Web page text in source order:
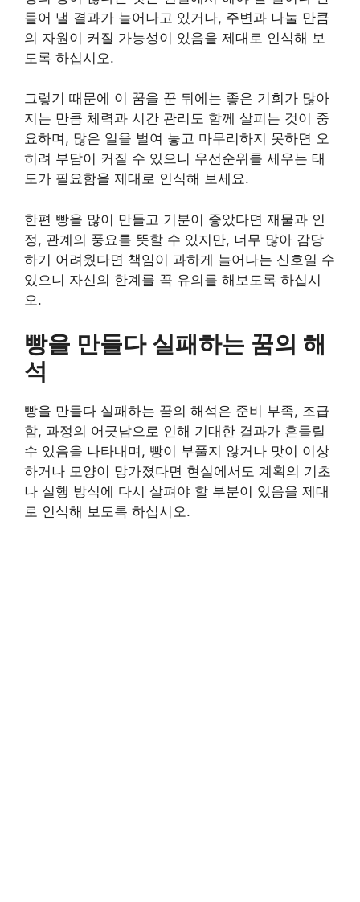
들어 낼 결과가 늘어나고 있거나, 주변과 나눌 만큼
의 자원이 커질 가능성이 있음을 제대로 인식해 보
도록 하십시오.
그렇기 때문에 이 꿈을 꾼 뒤에는 좋은 기회가 많아
지는 만큼 체력과 시간 관리도 함께 살피는 것이 중
요하며, 많은 일을 벌여 놓고 마무리하지 못하면 오
히려 부담이 커질 수 있으니 우선순위를 세우는 태
도가 필요함을 제대로 인식해 보세요.
한편 빵을 많이 만들고 기분이 좋았다면 재물과 인
정, 관계의 풍요를 뜻할 수 있지만, 너무 많아 감당
하기 어려웠다면 책임이 과하게 늘어나는 신호일 수
있으니 자신의 한계를 꼭 유의를 해보도록 하십시
오.
빵을 만들다 실패하는 꿈의 해
석
빵을 만들다 실패하는 꿈의 해석은 준비 부족, 조급
함, 과정의 어긋남으로 인해 기대한 결과가 흔들릴
수 있음을 나타내며, 빵이 부풀지 않거나 맛이 이상
하거나 모양이 망가졌다면 현실에서도 계획의 기초
나 실행 방식에 다시 살펴야 할 부분이 있음을 제대
로 인식해 보도록 하십시오.